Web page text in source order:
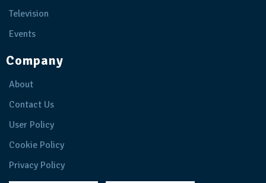
Television
Events
Company
About
Contact Us
User Policy
Cookie Policy
Privacy Policy